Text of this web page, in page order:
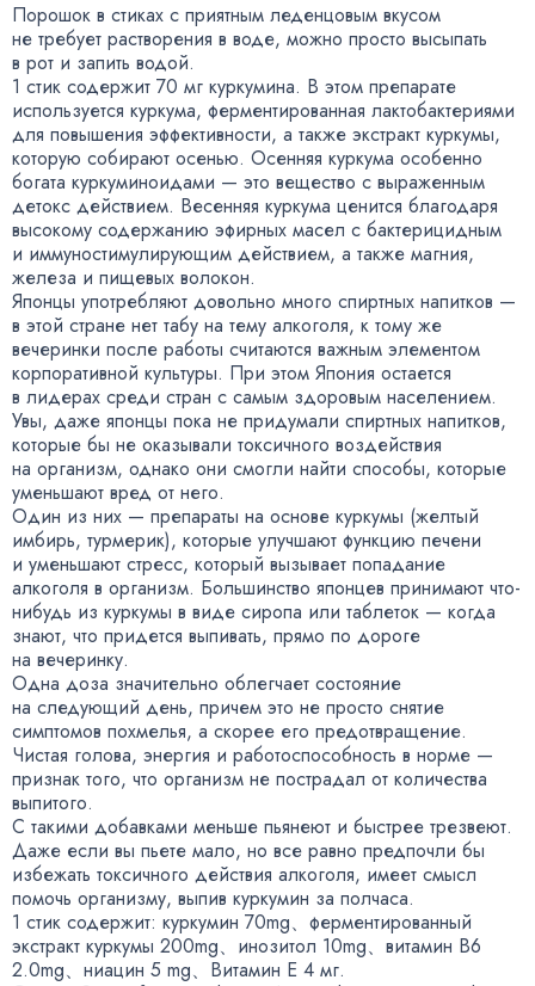
Порошок в стиках с приятным леденцовым вкусом
не требует растворения в воде, можно просто высыпать
в рот и запить водой.
1 стик содержит 70 мг куркумина. В этом препарате
используется куркума, ферментированная лактобактериями
для повышения эффективности, а также экстракт куркумы,
которую собирают осенью. Осенняя куркума особенно
богата куркуминоидами — это вещество с выраженным
детокс действием. Весенняя куркума ценится благодаря
высокому содержанию эфирных масел с бактерицидным
и иммуностимулирующим действием, а также магния,
железа и пищевых волокон.
Японцы употребляют довольно много спиртных напитков —
в этой стране нет табу на тему алкоголя, к тому же
вечеринки после работы считаются важным элементом
корпоративной культуры. При этом Япония остается
в лидерах среди стран с самым здоровым населением.
Увы, даже японцы пока не придумали спиртных напитков,
которые бы не оказывали токсичного воздействия
на организм, однако они смогли найти способы, которые
уменьшают вред от него.
Один из них — препараты на основе куркумы (желтый
имбирь, турмерик), которые улучшают функцию печени
и уменьшают стресс, который вызывает попадание
алкоголя в организм. Большинство японцев принимают что-
нибудь из куркумы в виде сиропа или таблеток — когда
знают, что придется выпивать, прямо по дороге
на вечеринку.
Одна доза значительно облегчает состояние
на следующий день, причем это не просто снятие
симптомов похмелья, а скорее его предотвращение.
Чистая голова, энергия и работоспособность в норме —
признак того, что организм не пострадал от количества
выпитого.
С такими добавками меньше пьянеют и быстрее трезвеют.
Даже если вы пьете мало, но все равно предпочли бы
избежать токсичного действия алкоголя, имеет смысл
помочь организму, выпив куркумин за полчаса.
1 стик содержит: куркумин 70mg、ферментированный
экстракт куркумы 200mg、инозитол 10mg、витамин В6
2.0mg、ниацин 5 mg、Витамин Е 4 мг.